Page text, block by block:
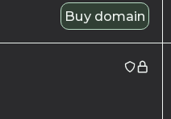
Buy domain